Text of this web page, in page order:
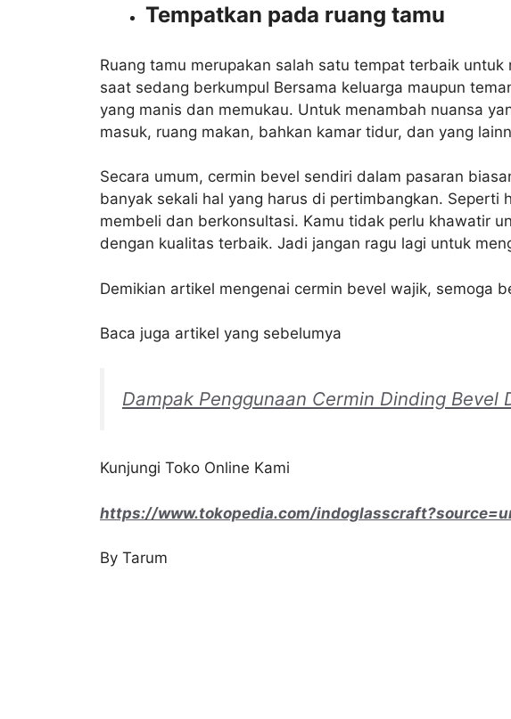
Tempatkan pada ruang tamu
Ruang tamu merupakan salah satu tempat terbaik
saat sedang berkumpul Bersama keluarga maupun
yang manis dan memukau. Untuk menambah nuansa
masuk, ruang makan, bahkan kamar tidur, dan yang
Secara umum, cermin bevel sendiri dalam pasaran
banyak sekali hal yang harus di pertimbangkan.
membeli dan berkonsultasi. Kamu tidak perlu khawatir
dengan kualitas terbaik. Jadi jangan ragu lagi untuk
Demikian artikel mengenai cermin bevel wajik, semoga
Baca juga artikel yang sebelumya
Dampak Penggunaan Cermin Dinding Bevel
Kunjungi Toko Online Kami
https://www.tokopedia.com/
By Tarum